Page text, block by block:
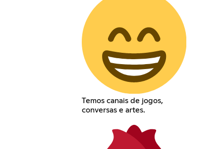
Temos canais de jogos,
conversas e artes.